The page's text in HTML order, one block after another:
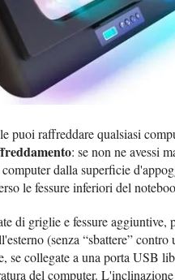
puoi raffreddare qualsiasi
: se non ne avessi
dalla superficie
le fessure inferiori del
di griglie e fessure aggiuntive,
(senza “sbattere”
se collegate a una porta USB
del computer. L'inclinazione